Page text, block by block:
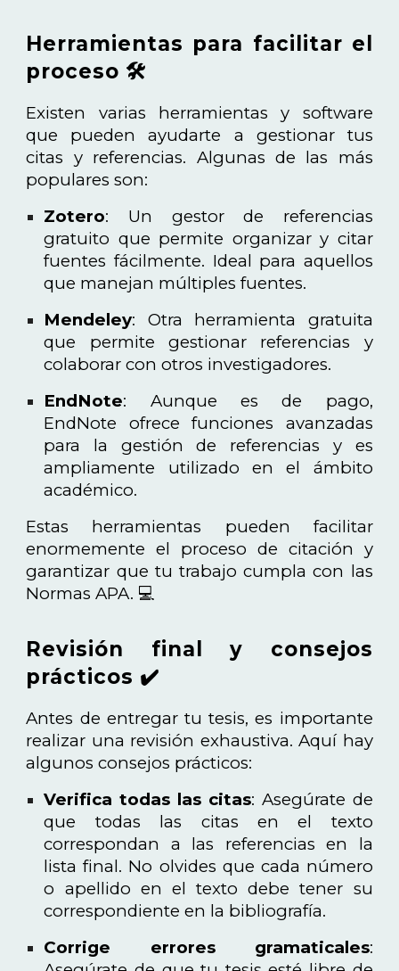
Herramientas para facilitar el
proceso 🛠️
Existen varias herramientas y software
que pueden ayudarte a gestionar tus
citas y referencias. Algunas de las más
populares son:
Zotero: Un gestor de referencias
gratuito que permite organizar y citar
fuentes fácilmente. Ideal para aquellos
que manejan múltiples fuentes.
Mendeley: Otra herramienta gratuita
que permite gestionar referencias y
colaborar con otros investigadores.
EndNote: Aunque es de pago,
EndNote ofrece funciones avanzadas
para la gestión de referencias y es
ampliamente utilizado en el ámbito
académico.
Estas herramientas pueden facilitar
enormemente el proceso de citación y
garantizar que tu trabajo cumpla con las
Normas APA. 💻
Revisión final y consejos
prácticos ✔️
Antes de entregar tu tesis, es importante
realizar una revisión exhaustiva. Aquí hay
algunos consejos prácticos:
Verifica todas las citas: Asegúrate de
que todas las citas en el texto
correspondan a las referencias en la
lista final. No olvides que cada número
o apellido en el texto debe tener su
correspondiente en la bibliografía.
Corrige errores gramaticales: